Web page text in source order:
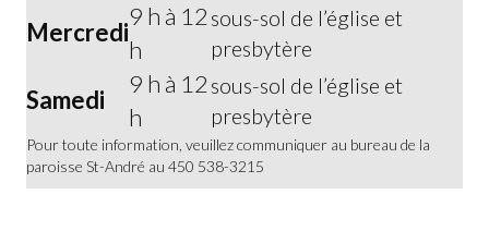
Mercredi
9 h à 12
h
sous-sol de l’église et
presbytère
Samedi
9 h à 12
h
sous-sol de l’église et
presbytère
Pour toute information, veuillez communiquer au bureau de la
paroisse St-André au 450 538-3215